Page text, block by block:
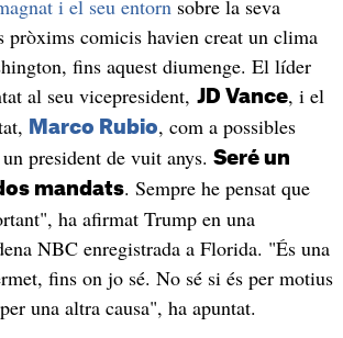
i el seu entornsobre la seva
pròxims comicis havien creat un clima
fins aquest diumenge. El líder
al seu vicepresident, JD Vance, i el
Marco Rubio, com a possibles
president de vuit anys. Seré un
mandats. Sempre he pensat que
ha afirmat Trump en una
NBC enregistrada a Florida. "És una
fins on jo sé. No sé si és per motius
una altra causa", ha apuntat.